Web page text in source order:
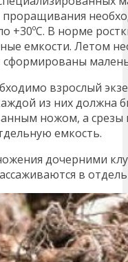
+30ºС. В норме
емкости. Летом
сформированы
взрослый
из них
ножом, а
емкость.
дочерними
в